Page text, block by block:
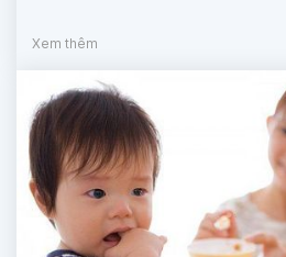
Xem thêm